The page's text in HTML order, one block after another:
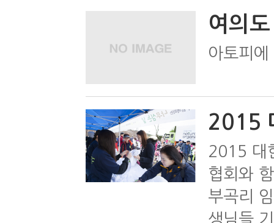
여의
아토피
2015
2015 대
협회와
부곡리
생님들.